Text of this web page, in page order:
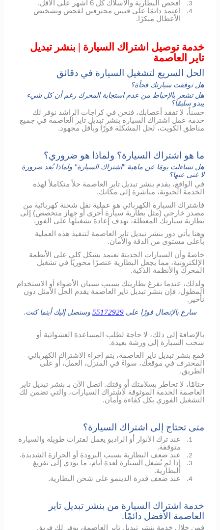
3. افحص البطارية والأسلاك كل 6 أشهر على الأقل.
4.
اعتمد دائمًا على فنيين محترفين لفحص وتشخيص
الأعطال مبكرًا.
خدمة توصيل اشتراك السيارة | بنشر تبديل
تاير العاصمة
الحل السريع لتشغيل السيارة في دقائق
هل توقفت سيارتك فجأة؟
هل تشعر بالإحباط من عدم استجابة المحرك رغم أن كل شيء
يبدو سليمًا؟
حسناُ، لا تفقد أعصابك، فنحن في كراجات الراشد نوفر لك
خدمة عمل اشتراك السيارة بنشر تبديل تاير العاصمة في جميع
مناطق الكويت، لحل المشكلة فورًا وبأقل مجهود.
ما هو اشتراك السيارة؟ ولماذا هو ضروري؟
هل تساءلت يومًا عن ماهية "اشتراك السيارة" ولماذا يُعد ضرورة
لا غنى عنها؟
في الواقع، يقدم بنشر تبديل تاير العاصمة حلاً متكاملاً لهذه
الخدمة الحيوية، مباشرة إلى مكانك.
فاشتراك السيارة الكهربائي هو عملية نقل شحنة كهربائية من
مصدر خارجي (مثل بطارية سيارة أخرى أو جهاز متخصص) إلى
بطارية سيارتك المعطلة، بهدف إعادة تشغيلها على الفور.
وهنا يأتي دور بنشر تبديل تاير العاصمة لتنفيذ هذه العملية
بأعلى مستوى من الدقة والأمان.
خاصةً وأن السيارات الحديثة تعتمد بشكل كلي على الأنظمة
الإلكترونية، مما يجعل البطارية عنصرًا محوريًا في تشغيل
المحرك والأنظمة الذكية.
ولذلك، عندما تفرغ بطاريتك بسبب نسيان الأضواء أو الاستخدام
المطول، فإن بنشر تبديل تاير العاصمة يقدم الحل الأمثل دون
تأخير.
سارع بالإتصال فورًا على 55172929 وسنصل إليك أينما كنت.
بالإضافة إلى ذلك، لا حاجة لطلب المساعدة العشوائية أو
سحب السيارة إلى ورشة بعيدة.
فمع بنشر تبديل تاير العاصمة، يتم إجراء الاشتراك الكهربائي
المحترف في موقعك، سواءً في المنزل، العمل، أو على
الطريق.
ختامًا، لا تخاطر بسلامتك أو وقتك. اتصل الآن بـ بنشر تبديل تاير
العاصمة الخدمة الموثوقة لاشتراك السيارات، والتي تضمن لك
التشغيل الفوري بكل كفاءة وأمان.
متى تحتاج إلى اشتراك السيارة؟
1.
عند ترك الأنوار أو الراديو يعمل لفترات طويلة والسيارة
متوقفة.
2. عند ضعف البطارية بسبب البرودة أو الحرارة الشديدة.
3.
إذا لم تُشغل السيارة لعدة أيام، ما يؤدي إلى تفريغ
البطارية.
4. عند ضعف قدرة الدينمو على شحن البطارية.
خدمة اشتراك السيارة من بنشر تبديل تاير
العاصمة الأفضل دائمًا.
فمن خلال خدمة بنشر تبديل تاير العاصمة، يوفر لك فريق